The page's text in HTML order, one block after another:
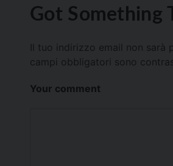
Got Something
Il tuo indirizzo email non sarà
campi obbligatori sono
Your comment